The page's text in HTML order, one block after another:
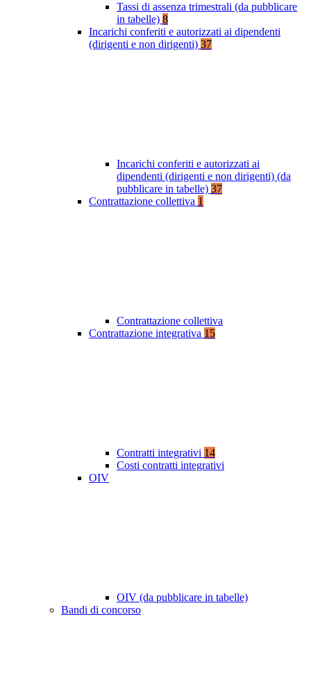
Tassi di assenza trimestrali (da pubblicare
in tabelle) 8
Incarichi conferiti e autorizzati ai dipendenti
(dirigenti e non dirigenti) 37
Incarichi conferiti e autorizzati ai
dipendenti (dirigenti e non dirigenti) (da
pubblicare in tabelle) 37
Contrattazione collettiva 1
Contrattazione collettiva
Contrattazione integrativa 15
Contratti integrativi 14
Costi contratti integrativi
OIV
OIV (da pubblicare in tabelle)
Bandi di concorso